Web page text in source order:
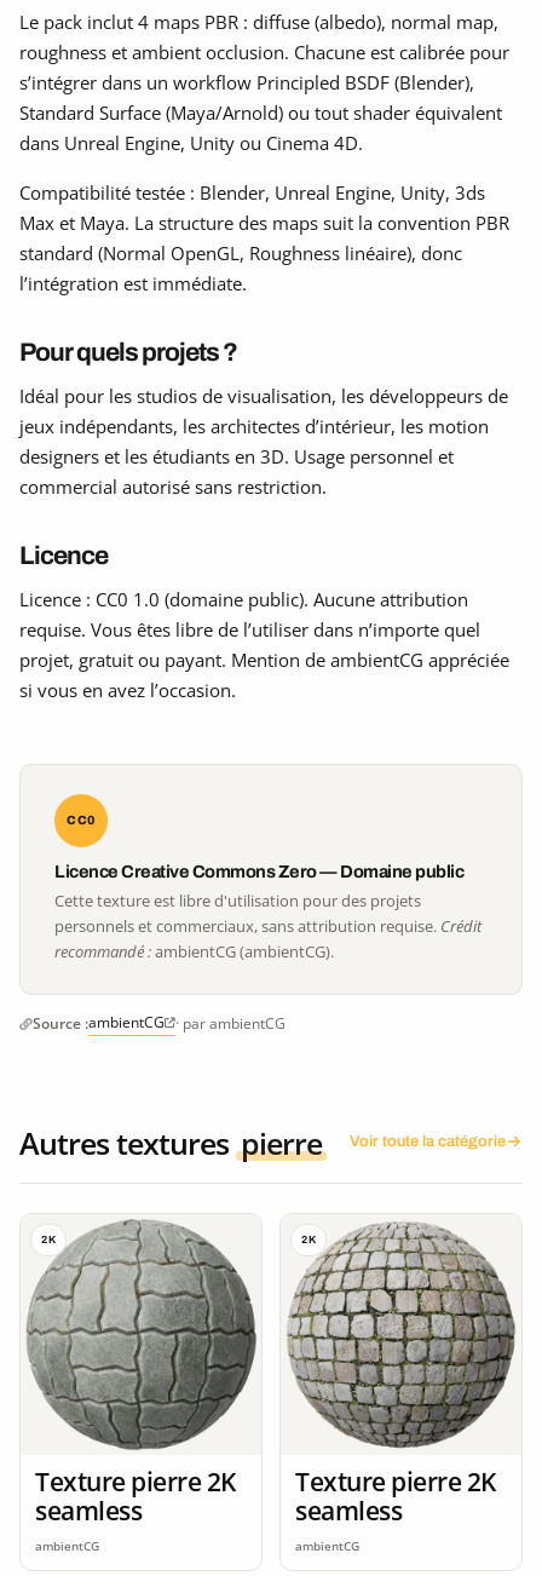
Le pack inclut 4 maps PBR : diffuse (albedo), normal map,
roughness et ambient occlusion. Chacune est calibrée pour
s’intégrer dans un workflow Principled BSDF (Blender),
Standard Surface (Maya/Arnold) ou tout shader équivalent
dans Unreal Engine, Unity ou Cinema 4D.
Compatibilité testée : Blender, Unreal Engine, Unity, 3ds
Max et Maya. La structure des maps suit la convention PBR
standard (Normal OpenGL, Roughness linéaire), donc
l’intégration est immédiate.
Pour quels projets ?
Idéal pour les studios de visualisation, les développeurs de
jeux indépendants, les architectes d’intérieur, les motion
designers et les étudiants en 3D. Usage personnel et
commercial autorisé sans restriction.
Licence
Licence : CC0 1.0 (domaine public). Aucune attribution
requise. Vous êtes libre de l’utiliser dans n’importe quel
projet, gratuit ou payant. Mention de ambientCG appréciée
si vous en avez l’occasion.
CC0
Licence Creative Commons Zero — Domaine public
Cette texture est libre d'utilisation pour des projets
personnels et commerciaux, sans attribution requise. Crédit
recommandé :ambientCG (ambientCG).
Source :ambientCG · par ambientCG
Autres textures pierre Voir toute la catégorie
2K
Texture pierre 2K
seamless
ambientCG
2K
Texture pierre 2K
seamless
ambientCG